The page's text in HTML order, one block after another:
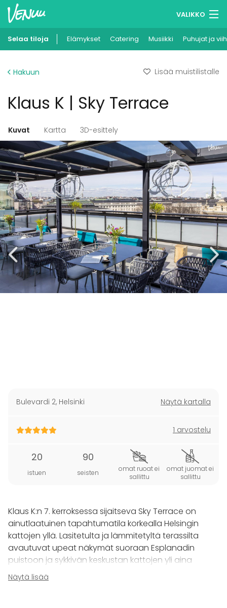
VALIKKO
Muistilistasi
Ilmoita kohteesi
Selaa tiloja Elämykset Catering Musiikki Puhujat ja
Hakuun Lisää muistilistalle
Klaus K | Sky Terrace
Kuvat Kartta 3D-esittely
Bulevardi 2, Helsinki Näytä kartalla
1 arvostelu
20
istuen
90
seisten
omat ruoat ei
sallittu
omat juomat ei
sallittu
Klaus K:n 7. kerroksessa sijaitseva Sky Terrace on
ainutlaatuinen tapahtumatila korkealla Helsingin
kattojen yllä. Lasitetulta ja lämmitetyltä terassilta
avautuvat upeat näkymät suoraan Esplanadin
puistoon ja sykkivän keskustan kattojen yli aina
Linnanmäelle saakka.
Näytä lisää